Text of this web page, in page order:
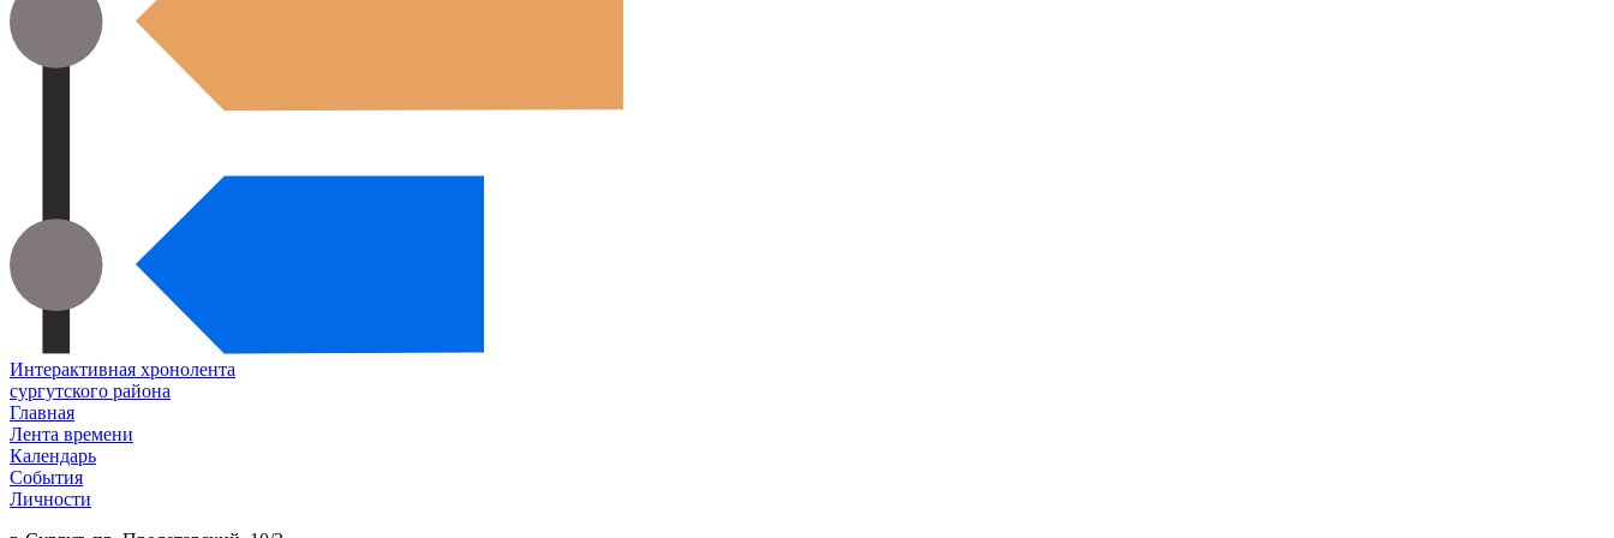
Интерактивная хронолента
сургутского района
Главная
Лента времени
Календарь
События
Личности